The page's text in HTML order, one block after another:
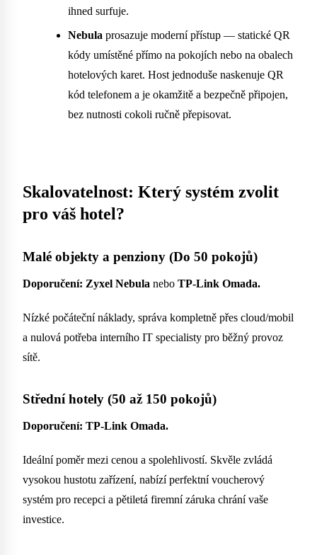
ihned surfuje.
Nebula prosazuje moderní přístup — statické QR
kódy umístěné přímo na pokojích nebo na obalech
hotelových karet. Host jednoduše naskenuje QR
kód telefonem a je okamžitě a bezpečně připojen,
bez nutnosti cokoli ručně přepisovat.
Skalovatelnost: Který systém zvolit
pro váš hotel?
Malé objekty a penziony (Do 50 pokojů)
Doporučení: Zyxel Nebula nebo TP-Link Omada.
Nízké počáteční náklady, správa kompletně přes cloud/mobil
a nulová potřeba interního IT specialisty pro běžný provoz
sítě.
Střední hotely (50 až 150 pokojů)
Doporučení: TP-Link Omada.
Ideální poměr mezi cenou a spolehlivostí. Skvěle zvládá
vysokou hustotu zařízení, nabízí perfektní voucherový
systém pro recepci a pětiletá firemní záruka chrání vaše
investice.